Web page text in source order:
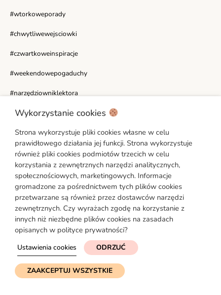
#wtorkoweporady
#chwytliwewejsciowki
#czwartkoweinspiracje
#weekendowepogaduchy
#narzędziowniklektora
WAŻNE LINKI
Moje konto
Polityka prywatności
Regulamin
Ustawienia cookies
Formularz reklamacyjny [PDF]
Formularz odstąpienia od umowy [PDF]
© 2026 Angielski na Głowie
Strona pod troskliwymi skrzydłami
Wykorzystanie cookies
Strona wykorzystuje pliki cookies własne w celu
prawidłowego działania jej funkcji. Strona wykorzystuje
również pliki cookies podmiotów trzecich w celu
korzystania z zewnętrznych narzędzi analitycznych,
społecznościowych, marketingowych. Informacje
gromadzone za pośrednictwem tych plików cookies
przetwarzane są również przez dostawców narzędzi
zewnętrznych. Czy wyrażach zgodę na korzystanie z
innych niż niezbędne plików cookies na zasadach
opisanych w polityce prywatności?
Ustawienia cookies ODRZUĆ
ZAAKCEPTUJ WSZYSTKIE